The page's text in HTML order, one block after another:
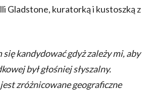
Gladstone, kuratorką i kustoszką z
się kandydować gdyż zależy mi, aby
był głośniej słyszalny.
zróżnicowane geograficzne